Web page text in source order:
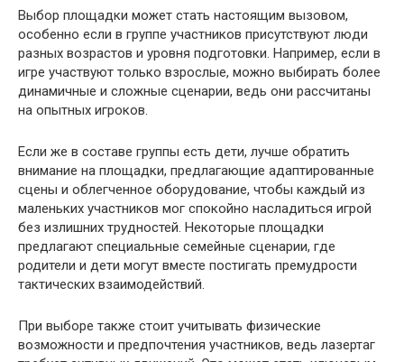
Выбор площадки может стать настоящим вызовом,
особенно если в группе участников присутствуют люди
разных возрастов и уровня подготовки. Например, если в
игре участвуют только взрослые, можно выбирать более
динамичные и сложные сценарии, ведь они рассчитаны
на опытных игроков.
Если же в составе группы есть дети, лучше обратить
внимание на площадки, предлагающие адаптированные
сцены и облегченное оборудование, чтобы каждый из
маленьких участников мог спокойно насладиться игрой
без излишних трудностей. Некоторые площадки
предлагают специальные семейные сценарии, где
родители и дети могут вместе постигать премудрости
тактических взаимодействий.
При выборе также стоит учитывать физические
возможности и предпочтения участников, ведь лазертаг